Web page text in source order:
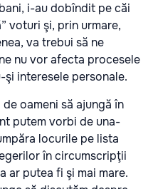
i-au dobîndit pe căi
voturi şi, prin urmare,
va trebui să ne
nu vor afecta procesele
interesele personale.
oameni să ajungă în
putem vorbi de una-
locurile pe lista
în circumscripţii
ar putea fi şi mai mare.